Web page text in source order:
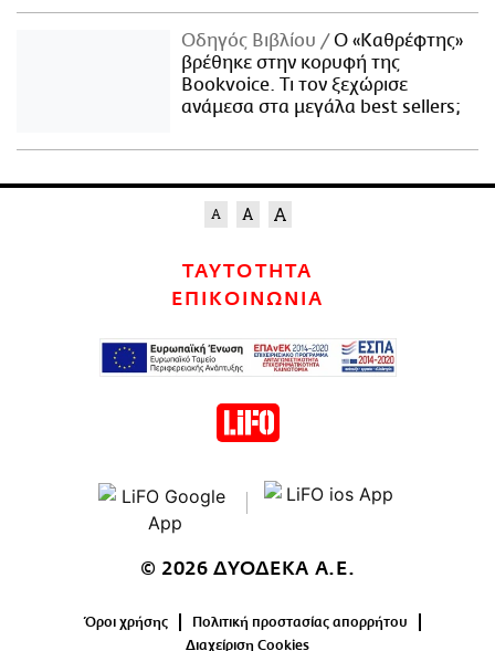
Οδηγός Βιβλίου
Ο «Καθρέφτης»
βρέθηκε στην κορυφή της
Bookvoice. Τι τον ξεχώρισε
ανάμεσα στα μεγάλα best sellers;
ΤΑΥΤΟΤΗΤΑ
ΕΠΙΚΟΙΝΩΝΙΑ
© 2026 ΔΥΟΔΕΚΑ Α.Ε.
Όροι χρήσης
Πολιτική προστασίας απορρήτου
Διαχείριση Cookies